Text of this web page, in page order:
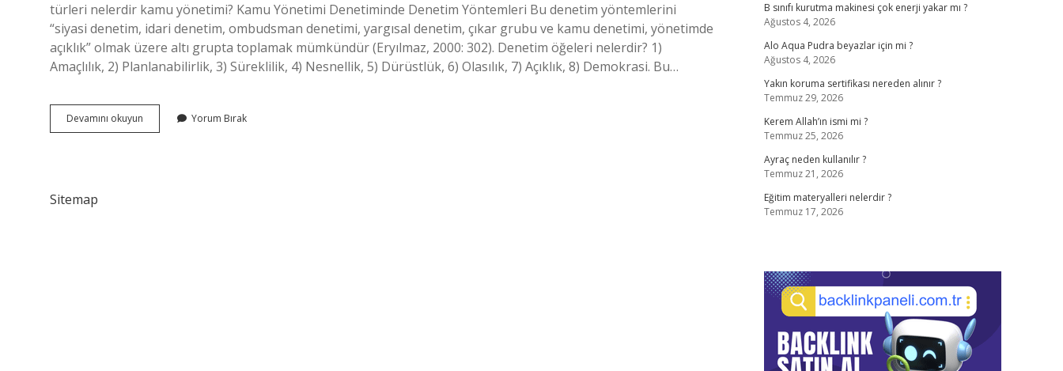
türleri nelerdir kamu yönetimi? Kamu Yönetimi Denetiminde Denetim Yöntemleri Bu denetim yöntemlerini
“siyasi denetim, idari denetim, ombudsman denetimi, yargısal denetim, çıkar grubu ve kamu denetimi, yönetimde
açıklık” olmak üzere altı grupta toplamak mümkündür (Eryılmaz, 2000: 302). Denetim öğeleri nelerdir? 1)
Amaçlılık, 2) Planlanabilirlik, 3) Süreklilik, 4) Nesnellik, 5) Dürüstlük, 6) Olasılık, 7) Açıklık, 8) Demokrasi. Bu…
Devamını okuyun Denetim
Türleri
Yorum Bırak
Sitemap
B sınıfı kurutma makinesi çok enerji yakar mı ?
Ağustos 4, 2026
Alo Aqua Pudra beyazlar için mi ?
Ağustos 4, 2026
Yakın koruma sertifikası nereden alınır ?
Temmuz 29, 2026
Kerem Allah’ın ismi mi ?
Temmuz 25, 2026
Ayraç neden kullanılır ?
Temmuz 21, 2026
Eğitim materyalleri nelerdir ?
Temmuz 17, 2026